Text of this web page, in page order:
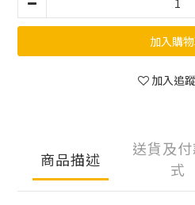
加入購
加入追
商品描述
送貨及
式